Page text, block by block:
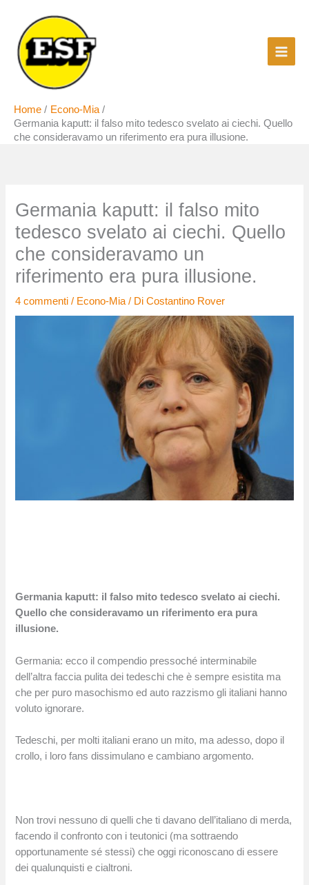
contenuto
Home
Econo-Mia
Germania kaputt: il falso mito tedesco svelato ai ciechi. Quello
che consideravamo un riferimento era pura illusione.
Germania kaputt: il falso mito
tedesco svelato ai ciechi. Quello
che consideravamo un
riferimento era pura illusione.
4 commenti / Econo-Mia/ DiCostantino Rover
Germania kaputt: il falso mito tedesco svelato ai ciechi.
Quello che consideravamo un riferimento era pura
illusione.
Germania: ecco il compendio pressoché interminabile
dell’altra faccia pulita dei tedeschi che è sempre esistita ma
che per puro masochismo ed auto razzismo gli italiani hanno
voluto ignorare.
Tedeschi, per molti italiani erano un mito, ma adesso, dopo il
crollo, i loro fans dissimulano e cambiano argomento.
Non trovi nessuno di quelli che ti davano dell’italiano di merda,
facendo il confronto con i teutonici (ma sottraendo
opportunamente sé stessi) che oggi riconoscano di essere
dei qualunquisti e cialtroni.